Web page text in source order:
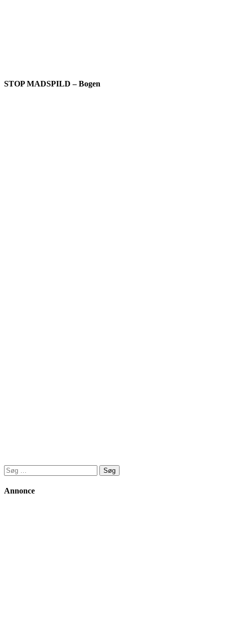
STOP MADSPILD – Bogen
Søg
efter:
Annonce